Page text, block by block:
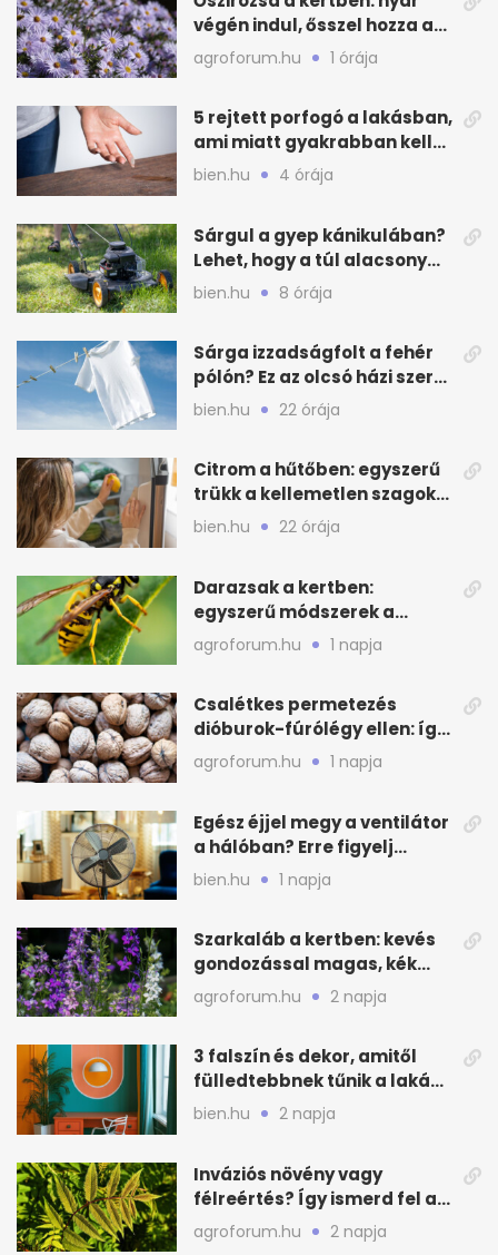
végén indul, ősszel hozza a
színét
agroforum.hu 1 órája
5 rejtett porfogó a lakásban,
ami miatt gyakrabban kell
takarítanod
bien.hu 4 órája
Sárgul a gyep kánikulában?
Lehet, hogy a túl alacsony
fűnyírás az ok
bien.hu 8 órája
Sárga izzadságfolt a fehér
pólón? Ez az olcsó házi szer
beválhat
bien.hu 22 órája
Citrom a hűtőben: egyszerű
trükk a kellemetlen szagok
ellen
bien.hu 22 órája
Darazsak a kertben:
egyszerű módszerek a
távoltartásukra nyáron
agroforum.hu 1 napja
Csalétkes permetezés
dióburok-fúrólégy ellen: így
csináld a kertben
agroforum.hu 1 napja
Egész éjjel megy a ventilátor
a hálóban? Erre figyelj
alvásnál nyáron
bien.hu 1 napja
Szarkaláb a kertben: kevés
gondozással magas, kék
virágfalat ad
agroforum.hu 2 napja
3 falszín és dekor, amitől
fülledtebbnek tűnik a lakás
nyáron
bien.hu 2 napja
Inváziós növény vagy
félreértés? Így ismerd fel a
valódi kockázatot
agroforum.hu 2 napja